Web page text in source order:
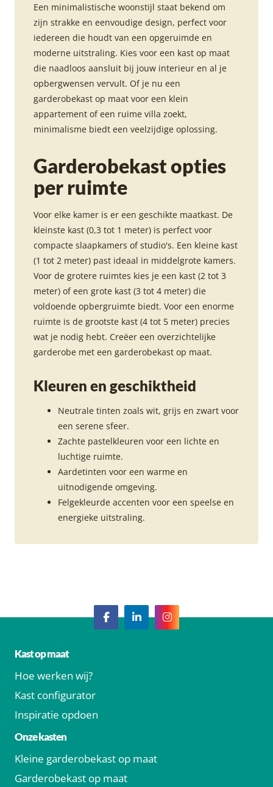
Een minimalistische woonstijl staat bekend om
zijn strakke en eenvoudige design, perfect voor
iedereen die houdt van een opgeruimde en
moderne uitstraling. Kies voor een kast op maat
die naadloos aansluit bij jouw interieur en al je
opbergwensen vervult. Of je nu een
garderobekast op maat voor een klein
appartement of een ruime villa zoekt,
minimalisme biedt een veelzijdige oplossing.
Garderobekast opties
per ruimte
Voor elke kamer is er een geschikte maatkast. De
kleinste kast (0,3 tot 1 meter) is perfect voor
compacte slaapkamers of studio's. Een kleine kast
(1 tot 2 meter) past ideaal in middelgrote kamers.
Voor de grotere ruimtes kies je een kast (2 tot 3
meter) of een grote kast (3 tot 4 meter) die
voldoende opbergruimte biedt. Voor een enorme
ruimte is de grootste kast (4 tot 5 meter) precies
wat je nodig hebt. Creëer een overzichtelijke
garderobe met een garderobekast op maat.
Kleuren en geschiktheid
Neutrale tinten zoals wit, grijs en zwart voor
een serene sfeer.
Zachte pastelkleuren voor een lichte en
luchtige ruimte.
Aardetinten voor een warme en
uitnodigende omgeving.
Felgekleurde accenten voor een speelse en
energieke uitstraling.
Kast op maat
Hoe werken wij?
Kast configurator
Inspiratie opdoen
Onze kasten
Kleine garderobekast op maat
Garderobekast op maat